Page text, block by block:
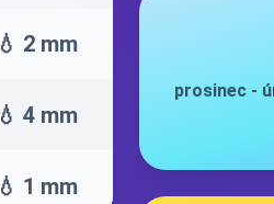
💧 2 mm
💧 4 mm
💧 1 mm
prosinec -